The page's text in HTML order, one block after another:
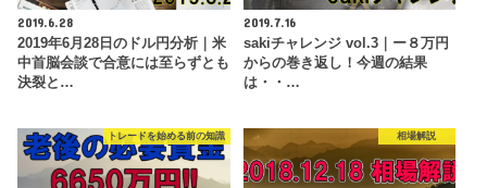
2019.6.28
2019年6月28日のドル円分析｜米
中首脳会談で合意には至らずとも
決裂と…
2019.7.16
sakiチャレンジ vol.3｜ー８万円
からの巻き返し！今週の結果
は・・…
トレードを始める前の知識 相場解説